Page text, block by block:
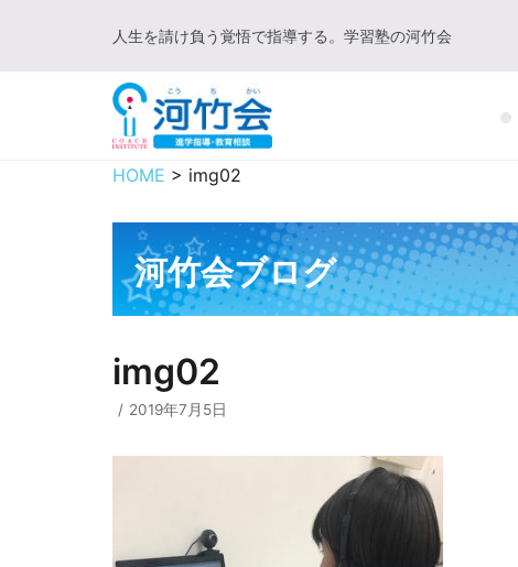
人生を請け負う覚悟で指導する。学習塾の河竹会
HOME > img02
河竹会ブログ
img02
2019年7月5日